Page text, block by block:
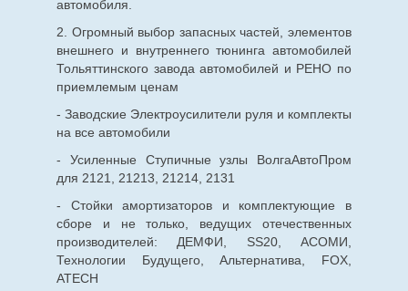
автомобиля.
2. Огромный выбор запасных частей, элементов
внешнего и внутреннего тюнинга автомобилей
Тольяттинского завода автомобилей и РЕНО по
приемлемым ценам
- Заводские Электроусилители руля и комплекты
на все автомобили
- Усиленные Ступичные узлы ВолгаАвтоПром
для 2121, 21213, 21214, 2131
- Стойки амортизаторов и комплектующие в
сборе и не только, ведущих отечественных
производителей: ДЕМФИ, SS20, АСОМИ,
Технологии Будущего, Альтернатива, FOX,
ATECH